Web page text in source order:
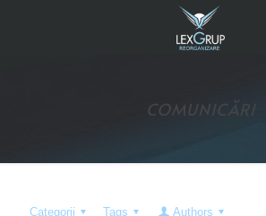
COMUNICĂRI
Categorii Tags Authors